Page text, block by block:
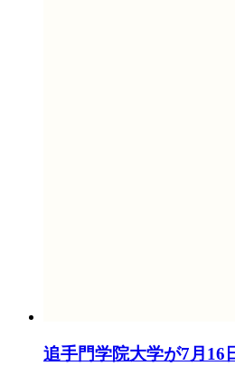
追手門学院大学が7月16